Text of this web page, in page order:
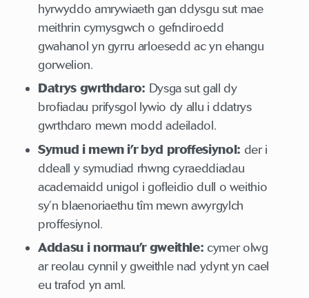
hyrwyddo amrywiaeth gan ddysgu sut mae
meithrin cymysgwch o gefndiroedd
gwahanol yn gyrru arloesedd ac yn ehangu
gorwelion.
Datrys gwrthdaro: Dysga sut gall dy
brofiadau prifysgol lywio dy allu i ddatrys
gwrthdaro mewn modd adeiladol.
Symud i mewn i’r byd proffesiynol: der i
ddeall y symudiad rhwng cyraeddiadau
academaidd unigol i gofleidio dull o weithio
sy’n blaenoriaethu tîm mewn awyrgylch
proffesiynol.
Addasu i normau’r gweithle: cymer olwg
ar reolau cynnil y gweithle nad ydynt yn cael
eu trafod yn aml.